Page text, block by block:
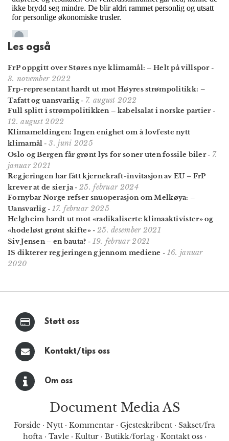
Les også
FrP oppgitt over Støres nye klimamål: – Helt på villspor-
3. november 2022
Frp-representant hardt ut mot Høyres strømpolitikk: –
Tafatt og uansvarlig - 7. august 2022
Full splitt i strømpolitikken – kabelsalat i norske partier-
12. august 2022
Klima­meldingen: Ingen enighet om å lovfeste nytt
klimamål -3. juni 2025
Oslo og Bergen får grønt lys for soner uten fossile biler- 7.
januar 2021
Regjeringen har fått kjernekraft-invitasjon av EU – FrP
krever at de sier ja -25. februar 2024
Fornybar Norge refser snuoperasjon om Melkøya: –
Uansvarlig - 17. februar 2025
Helgheim hardt ut mot «radikal­iserte klima­aktivister» og
«hodeløst grønt skifte»- 25. desember 2021
Siv Jensen – en bauta? - 19. februar 2021
IS dikterer regjeringen gjennom mediene - 16. januar
2020
Støtt oss
Kontakt/tips oss
Om oss
Document Media AS
Forside · Nytt · Kommentar · Gjesteskribent · Sakset/fra
hofta· Tavle· Kultur· Butikk/forlag· Kontakt oss·